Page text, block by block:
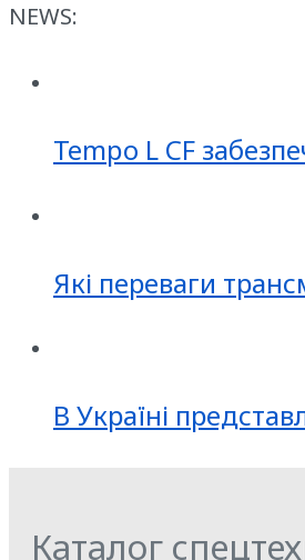
NEWS:
Tempo L CF
Які переваги
В Україні
Каталог